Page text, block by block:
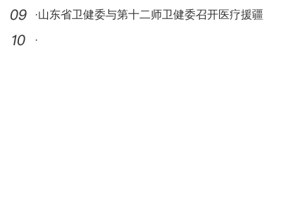
元
·山东省卫健委与第十二师卫健委召开医疗援疆
工作座
·